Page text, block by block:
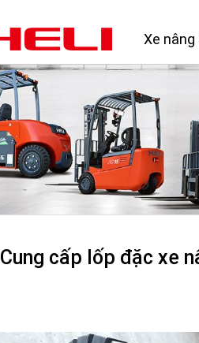
Xe nâng
Cung cấp lốp đặc xe